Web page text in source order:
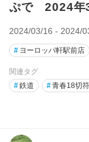
ぷで 2024年
2024/03/16 - 2024/
# ヨーロッパ軒駅前店
関連タグ
#鉄道 #青春18切